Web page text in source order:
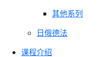
其他系列
日俄德法
课程介绍